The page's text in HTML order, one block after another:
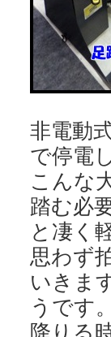
非電動
で停電
こんな
踏む必
と凄く
思わず
いきま
うです。